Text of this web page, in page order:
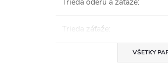
Trieda záťaže:
VŠETKY